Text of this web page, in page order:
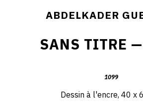
ABDELKADER
SANS TITRE
1099
Dessin à l'encre, 40 x